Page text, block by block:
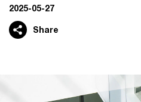
2025-05-27
Share